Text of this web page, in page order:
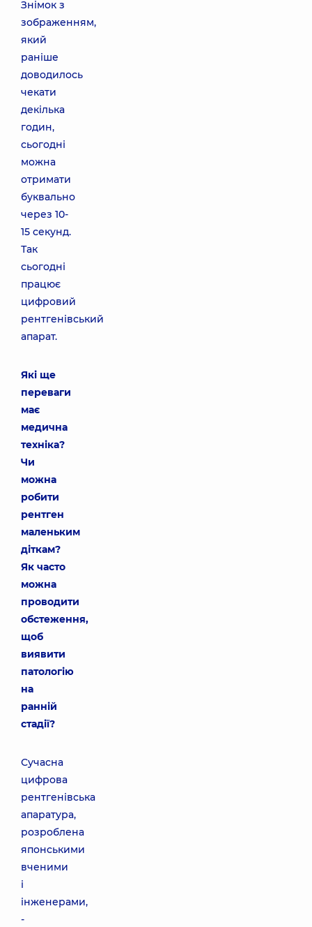
Знімок з
зображенням,
який
раніше
доводилось
чекати
декілька
годин,
сьогодні
можна
отримати
буквально
через 10-
15 секунд.
Так
сьогодні
працює
цифровий
рентгенівський
апарат.
Які ще
переваги
має
медична
техніка?
Чи
можна
робити
рентген
маленьким
діткам?
Як часто
можна
проводити
обстеження,
щоб
виявити
патологію
на
ранній
стадії?
Сучасна
цифрова
рентгенівська
апаратура,
розроблена
японськими
вченими
і
інженерами,
-